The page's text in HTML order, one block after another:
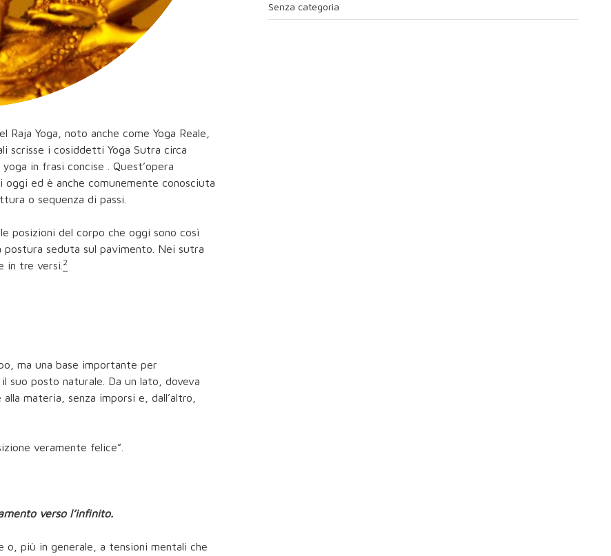
Raja Yoga, noto anche come Yoga Reale,
scrisse i cosiddetti Yoga Sutra circa
in frasi concise . Quest’opera
ed è anche comunemente conosciuta
o sequenza di passi.
posizioni del corpo che oggi sono così
seduta sul pavimento. Nei sutra
in tre versi. 2
ma una base importante per
suo posto naturale. Da un lato, doveva
materia, senza imporsi e, dall’altro,
veramente felice”.
verso l’infinito.
o, più in generale, a tensioni mentali che
Senza categoria